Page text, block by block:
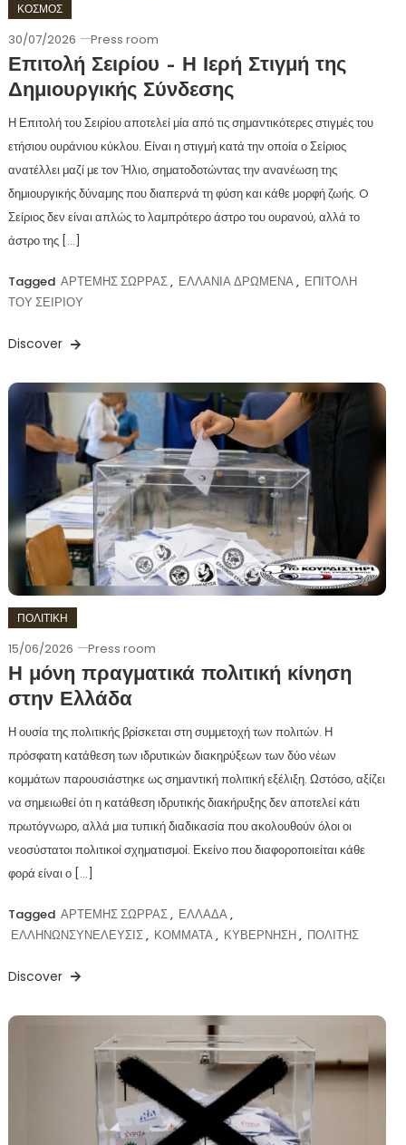
ΚΟΣΜΟΣ
30/07/2026 Press room
Επιτολή Σειρίου – Η Ιερή Στιγμή της
Δημιουργικής Σύνδεσης
Η Επιτολή του Σειρίου αποτελεί μία από τις σημαντικότερες στιγμές του
ετήσιου ουράνιου κύκλου. Είναι η στιγμή κατά την οποία ο Σείριος
ανατέλλει μαζί με τον Ήλιο, σηματοδοτώντας την ανανέωση της
δημιουργικής δύναμης που διαπερνά τη φύση και κάθε μορφή ζωής. O
Σείριος δεν είναι απλώς το λαμπρότερο άστρο του ουρανού, αλλά το
άστρο της […]
Tagged ΑΡΤΕΜΗΣ ΣΩΡΡΑΣ, ΕΛΛΑΝΙΑ ΔΡΩΜΕΝΑ, ΕΠΙΤΟΛΗ
ΤΟΥ ΣΕΙΡΙΟΥ
Discover
ΠΟΛΙΤΙΚΗ
15/06/2026 Press room
Η μόνη πραγματικά πολιτική κίνηση
στην Ελλάδα
Η ουσία της πολιτικής βρίσκεται στη συμμετοχή των πολιτών. Η
πρόσφατη κατάθεση των ιδρυτικών διακηρύξεων των δύο νέων
κομμάτων παρουσιάστηκε ως σημαντική πολιτική εξέλιξη. Ωστόσο, αξίζει
να σημειωθεί ότι η κατάθεση ιδρυτικής διακήρυξης δεν αποτελεί κάτι
πρωτόγνωρο, αλλά μια τυπική διαδικασία που ακολουθούν όλοι οι
νεοσύστατοι πολιτικοί σχηματισμοί. Εκείνο που διαφοροποιείται κάθε
φορά είναι ο […]
Tagged ΑΡΤΕΜΗΣ ΣΩΡΡΑΣ, ΕΛΛΑΔΑ,
ΕΛΛΗΝΩΝΣΥΝΕΛΕΥΣΙΣ, ΚΟΜΜΑΤΑ, ΚΥΒΕΡΝΗΣΗ, ΠΟΛΙΤΗΣ
Discover